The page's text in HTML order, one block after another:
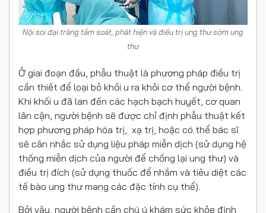
Nội soi đại tràng tầm soát, phát hiện và điều trị ung thư sớm ung
thư
Ở giai đoạn đầu, phẫu thuật là phương pháp điều trị
cần thiết để loại bỏ khối u ra khỏi cơ thể người bệnh.
Khi khối u đã lan đến các hạch bạch huyết, cơ quan
lân cận, người bệnh sẽ được chỉ định phẫu thuật kết
hợp phương pháp hóa trị, xạ trị, hoặc có thể bác sĩ
sẽ cân nhắc sử dụng liệu pháp miễn dịch (sử dụng hệ
thống miễn dịch của người để chống lại ung thư) và
điều trị đích (sử dụng thuốc để nhắm và tiêu diệt các
tế bào ung thư mang các đặc tính cụ thể).
Bởi vậy, người bệnh cần chú ý khám sức khỏe định